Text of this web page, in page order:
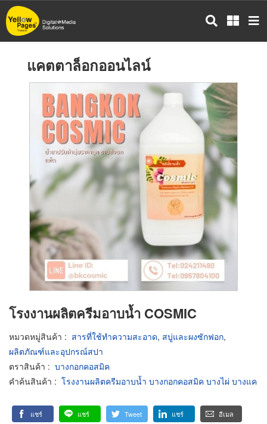
ข้าม
ไป
แคตตาล็อกออนไลน์
โรงงานผลิตครีมอาบน้ำ COSMIC
หมวดหมู่สินค้า : สารที่ใช้ทำความสะอาด, สบู่และผงซักฟอก,
ผลิตภัณฑ์และอุปกรณ์สปา
ตราสินค้า : บางกอกคอสมิค
คำค้นสินค้า : โรงงานผลิตครีมอาบน้ำ บางกอกคอสมิค บางไผ่ บางแค
แชร์ แชร์ Tweet แชร์ อีเมล